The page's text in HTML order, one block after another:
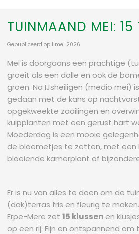
TUINMAAND MEI: 15
Gepubliceerd op 1 mei 2026
Mei is doorgaans een prachtige
groeit als een dolle en ook de
groen. Na IJsheiligen (medio mei)
gedaan met de kans op
opgekweekte zaailingen en
kuipplanten met een gerust hart
Moederdag is een mooie
de bloemetjes te zetten, met een
bloeiende kamerplant of
Er is nu van alles te doen om de
(dak)terras fris en fleurig te
Erpe-Mere zet 15 klussen en
op een rij. Fijn en ontspannend om